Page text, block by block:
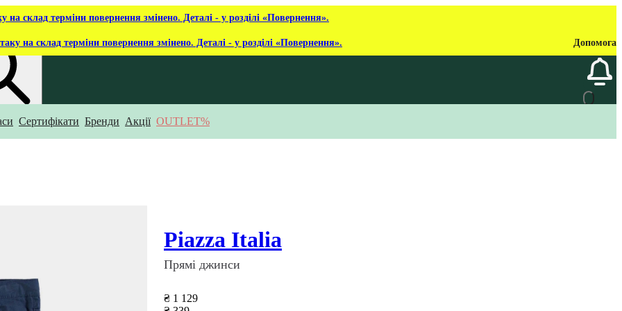
на склад терміни повернення змінено. Деталі - у розділі «Повернення».
на склад терміни повернення змінено. Деталі - у розділі «Повернення». Допомога
Сертифікати Бренди Акції OUTLET%
Piazza Italia
Прямі джинси
₴ 1 129